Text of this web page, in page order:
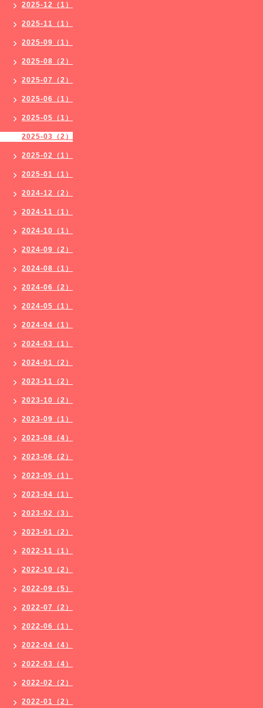
2025-12（1）
2025-11（1）
2025-09（1）
2025-08（2）
2025-07（2）
2025-06（1）
2025-05（1）
2025-03（2）
2025-02（1）
2025-01（1）
2024-12（2）
2024-11（1）
2024-10（1）
2024-09（2）
2024-08（1）
2024-06（2）
2024-05（1）
2024-04（1）
2024-03（1）
2024-01（2）
2023-11（2）
2023-10（2）
2023-09（1）
2023-08（4）
2023-06（2）
2023-05（1）
2023-04（1）
2023-02（3）
2023-01（2）
2022-11（1）
2022-10（2）
2022-09（5）
2022-07（2）
2022-06（1）
2022-04（4）
2022-03（4）
2022-02（2）
2022-01（2）